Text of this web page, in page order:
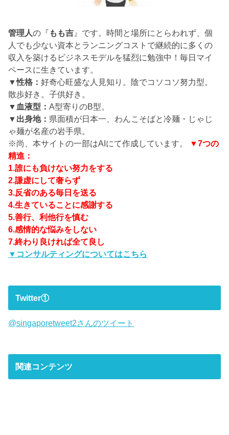
管理人の『 もも吉 』です。時間と場所にとらわれず、個
人でも少ない資本とランニングコストで継続的に多くの
収入を築けるビジネスモデルを猛烈に勉強中！毎日マイ
ペースに生きています。
▼性格：好奇心旺盛な人見知り。陰でコソコソ努力型。
散歩好き。子供好き。
▼血液型：A型寄りのB型。
▼出身地： 県面積が日本一、わんこそばと冷麺・じゃじ
ゃ麺が名産の岩手県。
※尚、本サイトの一部はAIにて作成しています。
▼7つの
精進：
1.誰にも負けない努力をする
2.謙虚にして奢らず
3.反省のある毎日を送る
4.生きていることに感謝する
5.善行、利他行を慎む
6.感情的な悩みをしない
7.終わり良ければ全て良し
▼コンサルティングについてはこちら
Twitter①
@singaporetweet2さんのツイート
関連コンテンツ